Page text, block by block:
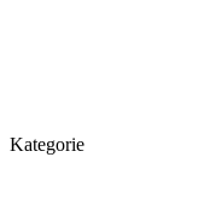
Kategorie